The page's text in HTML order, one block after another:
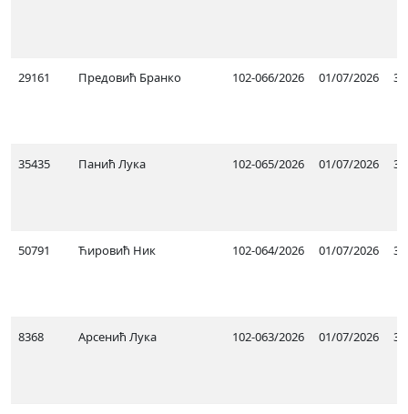
29161 Предовић Бранко 102-066/2026 01/07/2026
35435 Панић Лука 102-065/2026 01/07/2026
50791 Ћировић Ник 102-064/2026 01/07/2026
8368 Арсенић Лука 102-063/2026 01/07/2026